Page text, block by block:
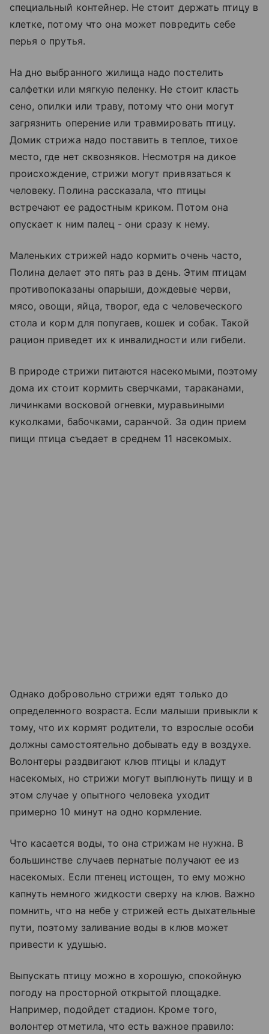
специальный контейнер. Не стоит держать птицу в
клетке, потому что она может повредить себе
перья о прутья.
На дно выбранного жилища надо постелить
салфетки или мягкую пеленку. Не стоит класть
сено, опилки или траву, потому что они могут
загрязнить оперение или травмировать птицу.
Домик стрижа надо поставить в теплое, тихое
место, где нет сквозняков. Несмотря на дикое
происхождение, стрижи могут привязаться к
человеку. Полина рассказала, что птицы
встречают ее радостным криком. Потом она
опускает к ним палец - они сразу к нему.
Маленьких стрижей надо кормить очень часто,
Полина делает это пять раз в день. Этим птицам
противопоказаны опарыши, дождевые черви,
мясо, овощи, яйца, творог, еда с человеческого
стола и корм для попугаев, кошек и собак. Такой
рацион приведет их к инвалидности или гибели.
В природе стрижи питаются насекомыми, поэтому
дома их стоит кормить сверчками, тараканами,
личинками восковой огневки, муравьиными
куколками, бабочками, саранчой. За один прием
пищи птица съедает в среднем 11 насекомых.
Однако добровольно стрижи едят только до
определенного возраста. Если малыши привыкли к
тому, что их кормят родители, то взрослые особи
должны самостоятельно добывать еду в воздухе.
Волонтеры раздвигают клюв птицы и кладут
насекомых, но стрижи могут выплюнуть пищу и в
этом случае у опытного человека уходит
примерно 10 минут на одно кормление.
Что касается воды, то она стрижам не нужна. В
большинстве случаев пернатые получают ее из
насекомых. Если птенец истощен, то ему можно
капнуть немного жидкости сверху на клюв. Важно
помнить, что на небе у стрижей есть дыхательные
пути, поэтому заливание воды в клюв может
привести к удушью.
Выпускать птицу можно в хорошую, спокойную
погоду на просторной открытой площадке.
Например, подойдет стадион. Кроме того,
волонтер отметила, что есть важное правило: